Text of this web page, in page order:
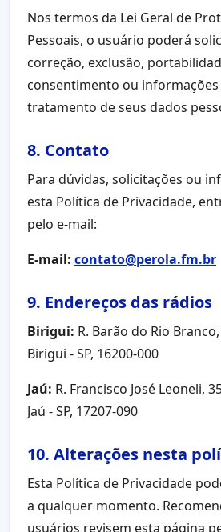
Nos termos da Lei Geral de
Pessoais, o usuário poderá
correção, exclusão,
consentimento ou
tratamento de seus dados
8. Contato
Para dúvidas, solicitações ou
esta Política de Privacidade,
pelo e-mail:
E-mail: contato@perola.fm.br
9. Endereços das rádios
Birigui: R. Barão do Rio
Birigui - SP, 16200-000
Jaú: R. Francisco José Leoneli,
Jaú - SP, 17207-090
10. Alterações nesta
Esta Política de Privacidade
a qualquer momento.
usuários revisem esta página